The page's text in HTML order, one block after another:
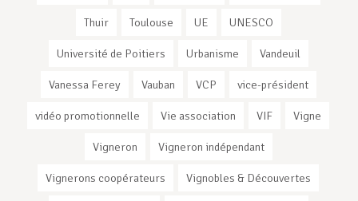
Thuir Toulouse UE UNESCO
Université de Poitiers Urbanisme Vandeuil
Vanessa Ferey Vauban VCP vice-président
vidéo promotionnelle Vie association VIF Vigne
Vigneron Vigneron indépendant
Vignerons coopérateurs Vignobles & Découvertes